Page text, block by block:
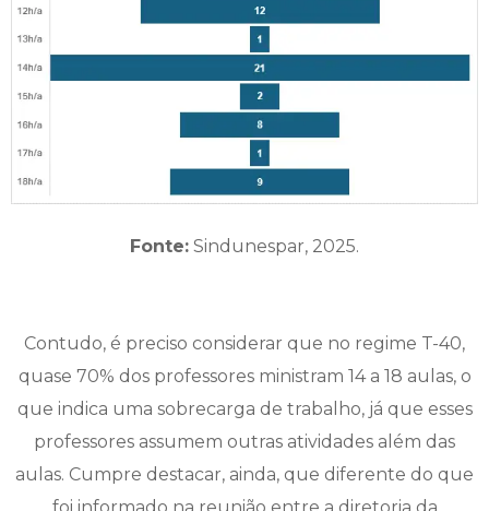
Fonte: Sindunespar, 2025.
Contudo, é preciso considerar que no regime T-40,
quase 70% dos professores ministram 14 a 18 aulas, o
que indica uma sobrecarga de trabalho, já que esses
professores assumem outras atividades além das
aulas. Cumpre destacar, ainda, que diferente do que